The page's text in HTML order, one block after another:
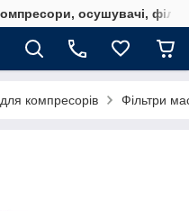
осушувачі,
компресорів Фільтри